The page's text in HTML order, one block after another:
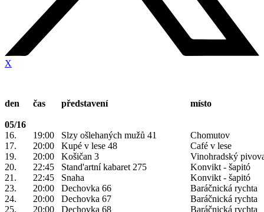
X
den čas představení místo
05/16
16.
19:00 Slzy ošlehaných mužů 41
Chomutov
17.
20:00 Kupé v lese 48
Café v lese
19.
20:00 Košičan 3
Vinohradský
20.
22:45 Stand'artní kabaret 275
Konvikt - šapitó
21.
22:45 Snaha
Konvikt - šapitó
23.
20:00 Dechovka 66
Baráčnická rychta
24.
20:00 Dechovka 67
Baráčnická rychta
25.
20:00 Dechovka 68 Baráčnická rychta